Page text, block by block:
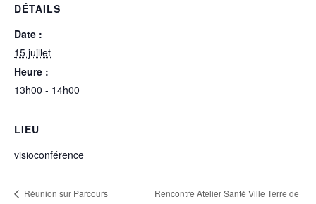
DÉTAILS
Date :
15 juillet
Heure :
13h00 - 14h00
LIEU
visioconférence
Réunion sur Parcours
Rencontre Atelier Santé Ville Terre de